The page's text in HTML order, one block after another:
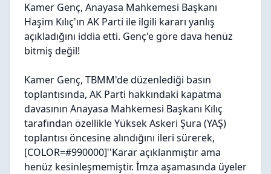
Kamer Genç, Anayasa Mahkemesi Başkanı
Haşim Kılıç'ın AK Parti ile ilgili kararı yanlış
açıkladığını iddia etti. Genç'e göre dava henüz
bitmiş değil!
Kamer Genç, TBMM'de düzenlediği basın
toplantısında, AK Parti hakkındaki kapatma
davasının Anayasa Mahkemesi Başkanı Kılıç
tarafından özellikle Yüksek Askeri Şura (YAŞ)
toplantısı öncesine alındığını ileri sürerek,
[COLOR=#990000]''Karar açıklanmıştır ama
henüz kesinleşmemiştir. İmza aşamasında üyeler